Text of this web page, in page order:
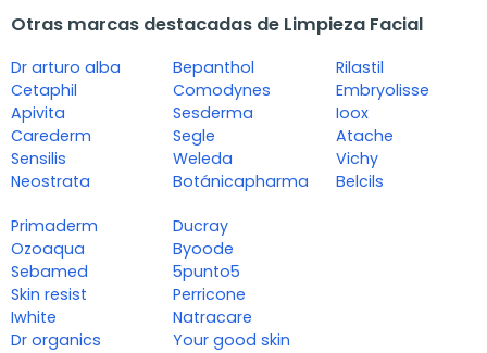
Otras marcas destacadas de Limpieza Facial
Dr arturo alba
Cetaphil
Apivita
Carederm
Sensilis
Neostrata
Bepanthol
Comodynes
Sesderma
Segle
Weleda
Botánicapharma
Rilastil
Embryolisse
Ioox
Atache
Vichy
Belcils
Primaderm
Ozoaqua
Sebamed
Skin resist
Iwhite
Dr organics
Ducray
Byoode
5punto5
Perricone
Natracare
Your good skin